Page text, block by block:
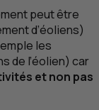
peut être
d’éoliens)
les
de l’éolien) car
et non pas